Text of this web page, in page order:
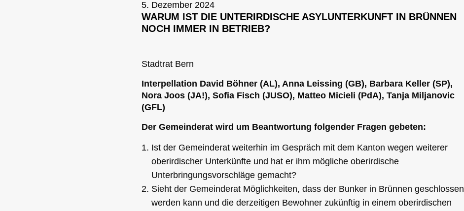
5. Dezember 2024
WARUM IST DIE UNTERIRDISCHE ASYLUNTERKUNFT IN BRÜNNEN
NOCH IMMER IN BETRIEB?
Stadtrat Bern
Interpellation David Böhner (AL), Anna Leissing (GB), Barbara Keller (SP),
Nora Joos (JA!), Sofia Fisch (JUSO), Matteo Micieli (PdA), Tanja Miljanovic
(GFL)
Der Gemeinderat wird um Beantwortung folgender Fragen gebeten:
Ist der Gemeinderat weiterhin im Gespräch mit dem Kanton wegen weiterer
oberirdischer Unterkünfte und hat er ihm mögliche oberirdische
Unterbringungsvorschläge gemacht?
Sieht der Gemeinderat Möglichkeiten, dass der Bunker in Brünnen geschlossen
werden kann und die derzeitigen Bewohner zukünftig in einem oberirdischen